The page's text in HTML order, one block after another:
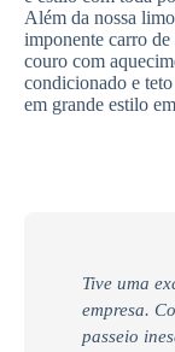
Além da nossa
imponente carro
couro com
condicionado e
em grande estilo em
Tive uma
empresa.
passeio